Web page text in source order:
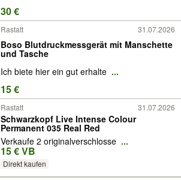
30 €
Rastatt 31.07.2026
Boso Blutdruckmessgerät mit Manschette
und Tasche
Ich biete hier ein gut erhalte ...
15 €
Rastatt 31.07.2026
Schwarzkopf Live Intense Colour
Permanent 035 Real Red
Verkaufe 2 originalverschlosse ...
15 € VB
Direkt kaufen